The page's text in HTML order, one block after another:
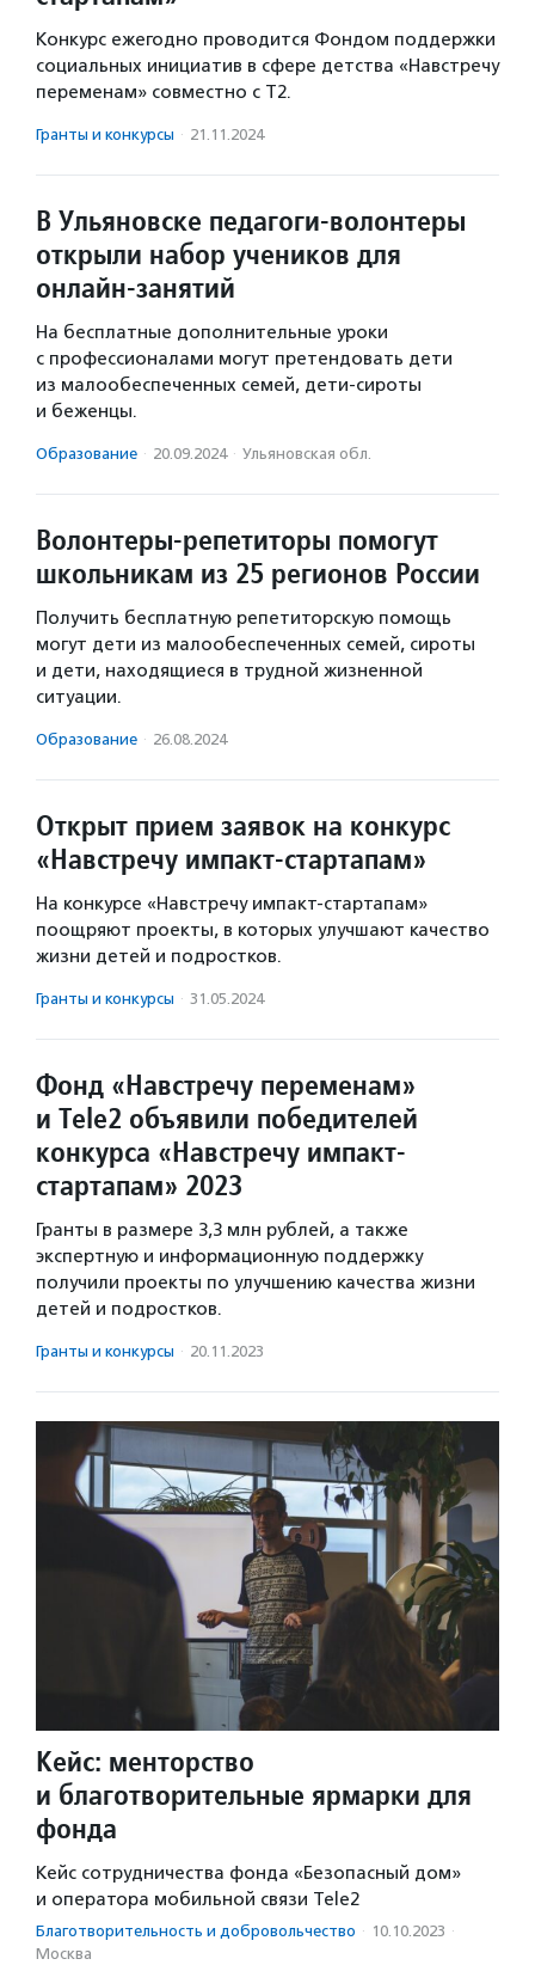
Конкурс ежегодно проводится Фондом поддержки
социальных инициатив в сфере детства «Навстречу
переменам» совместно с T2.
Гранты и конкурсы · 21.11.2024
В Ульяновске педагоги-волонтеры
открыли набор учеников для
онлайн-занятий
На бесплатные дополнительные уроки
с профессионалами могут претендовать дети
из малообеспеченных семей, дети-сироты
и беженцы.
Образование · 20.09.2024 · Ульяновская обл.
Волонтеры-репетиторы помогут
школьникам из 25 регионов России
Получить бесплатную репетиторскую помощь
могут дети из малообеспеченных семей, сироты
и дети, находящиеся в трудной жизненной
ситуации.
Образование · 26.08.2024
Открыт прием заявок на конкурс
«Навстречу импакт-стартапам»
На конкурсе «Навстречу импакт-стартапам»
поощряют проекты, в которых улучшают качество
жизни детей и подростков.
Гранты и конкурсы · 31.05.2024
Фонд «Навстречу переменам»
и Tele2 объявили победителей
конкурса «Навстречу импакт-
стартапам» 2023
Гранты в размере 3,3 млн рублей, а также
экспертную и информационную поддержку
получили проекты по улучшению качества жизни
детей и подростков.
Гранты и конкурсы · 20.11.2023
Кейс: менторство
и благотворительные ярмарки для
фонда
Кейс сотрудничества фонда «Безопасный дом»
и оператора мобильной связи Tele2
Благотвори­тель­ность и доброволь­чест­во · 10.10.2023 ·
Москва